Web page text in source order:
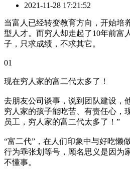
2021-11-28 17:21:52
当富人已经转变教育方向，开始培
型人才。而穷人却走起了10年前富
子，只求成绩，不求其它。
01
现在穷人家的富二代太多了！
去朋友公司谈事，说到团队建设，
穷人家的孩子能吃苦、有责任心，
员工，穷人家的富二代太多了！”
“富二代”，在人们印象中与好吃懒
行为乖张划等号，顾名思义是因为
不懂事。